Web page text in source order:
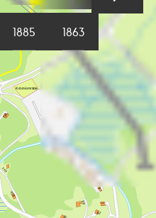
1885 1863